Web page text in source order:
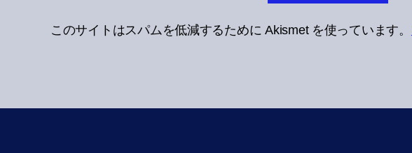
このサイトはスパムを低減するために Akismet を使っています。